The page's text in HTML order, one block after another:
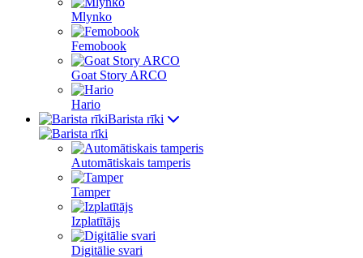
Mlynko
Femobook
Goat Story ARCO
Hario
Barista rīki
Automātiskais tamperis
Tamper
Izplatītājs
Digitālie svari